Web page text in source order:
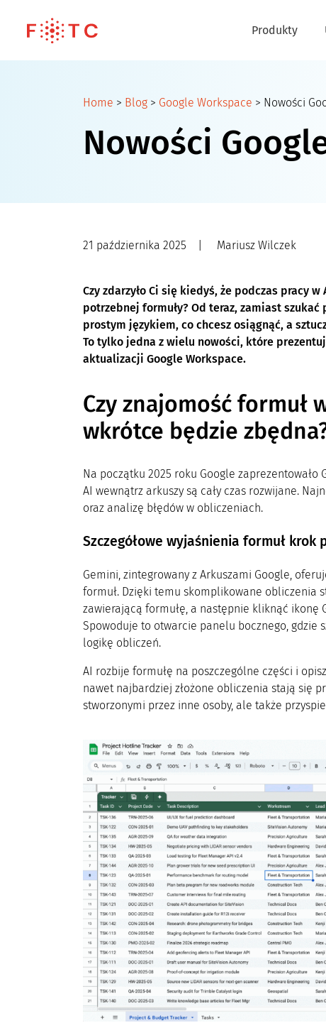
Produkty
Home > Blog > Google Workspace > Nowości
Nowości
21 października 2025 Mariusz Wilczek
Czy zdarzyło Ci się kiedyś, że podczas pracy
potrzebnej formuły? Od teraz, zamiast
prostym językiem, co chcesz osiągnąć, a
To tylko jedna z wielu nowości, które
aktualizacji Google Workspace.
Czy znajomość formuł
wkrótce będzie
Na początku 2025 roku Google
AI wewnątrz arkuszy są cały czas rozwijane.
oraz analizę błędów w obliczeniach.
Szczegółowe wyjaśnienia formuł krok
Gemini, zintegrowany z Arkuszami Google,
formuł. Dzięki temu skomplikowane obliczenia
zawierającą formułę, a następnie kliknąć
Spowoduje to otwarcie panelu bocznego, gdzie
logikę obliczeń.
AI rozbije formułę na poszczególne części i
nawet najbardziej złożone obliczenia stają się
stworzonymi przez inne osoby, ale także